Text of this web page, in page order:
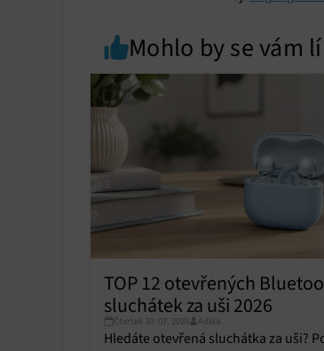
Mohlo by se vám
TOP 12 otevřených
sluchátek za uši 2026
Čtvrtek 30. 07. 2026 Adéla
Hledáte otevřená sluchátka za uši?